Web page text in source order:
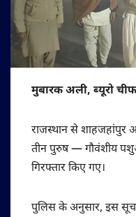
मुबारक अली, ब्यूरो
राजस्थान से
तीन पुरुष — गौवंशीय
गिरफ्तार किए गए।
पुलिस के अनुसार, इस